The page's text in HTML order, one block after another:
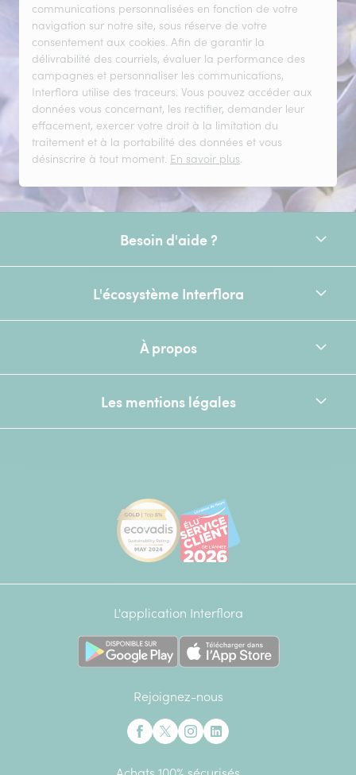
communications personnalisées en fonction de votre
navigation sur notre site, sous réserve de votre
consentement aux cookies. Afin de garantir la
délivrabilité des courriels, évaluer la performance des
campagnes et personnaliser les communications,
Interflora utilise des traceurs. Vous pouvez accéder aux
données vous concernant, les rectifier, demander leur
effacement, exercer votre droit à la limitation du
traitement et à la portabilité des données et vous
désinscrire à tout moment. En savoir plus.
Besoin d'aide ?
L'écosystème Interflora
À propos
Les mentions légales
[Ecovadis Gold Badge - Top 5%
L'application Interflora
Rejoignez-nous